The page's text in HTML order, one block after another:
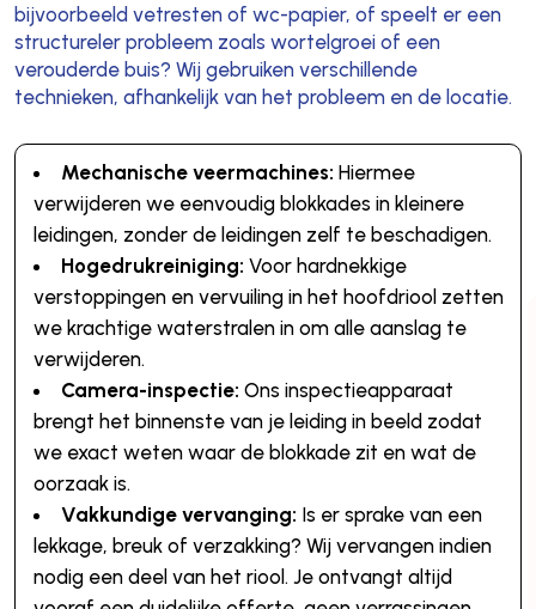
bijvoorbeeld vetresten of wc-papier, of speelt er een
structureler probleem zoals wortelgroei of een
verouderde buis? Wij gebruiken verschillende
technieken, afhankelijk van het probleem en de locatie.
Mechanische veermachines: Hiermee
verwijderen we eenvoudig blokkades in kleinere
leidingen, zonder de leidingen zelf te beschadigen.
Hogedrukreiniging: Voor hardnekkige
verstoppingen en vervuiling in het hoofdriool zetten
we krachtige waterstralen in om alle aanslag te
verwijderen.
Camera-inspectie: Ons inspectieapparaat
brengt het binnenste van je leiding in beeld zodat
we exact weten waar de blokkade zit en wat de
oorzaak is.
Vakkundige vervanging: Is er sprake van een
lekkage, breuk of verzakking? Wij vervangen indien
nodig een deel van het riool. Je ontvangt altijd